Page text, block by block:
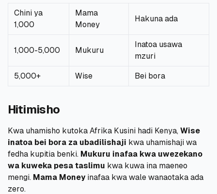
Chini ya
1,000
Mama
Money
Hakuna ada
1,000-5,000 Mukuru
Inatoa usawa
mzuri
5,000+ Wise Bei bora
Hitimisho
Kwa uhamisho kutoka Afrika Kusini hadi Kenya, Wise
inatoa bei bora za ubadilishaji kwa uhamishaji wa
fedha kupitia benki. Mukuru inafaa kwa uwezekano
wa kuweka pesa taslimu kwa kuwa ina maeneo
mengi. Mama Moneyinafaa kwa wale wanaotaka ada
zero.